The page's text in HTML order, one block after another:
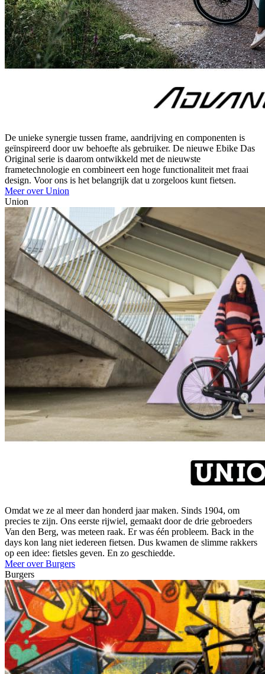
De unieke synergie tussen frame, aandrijving en componenten is
geïnspireerd door uw behoefte als gebruiker. De nieuwe Ebike Das
Original serie is daarom ontwikkeld met de nieuwste
frametechnologie en combineert een hoge functionaliteit met fraai
design. Voor ons is het belangrijk dat u zorgeloos kunt fietsen.
Meer over Union
Union
Omdat we ze al meer dan honderd jaar maken. Sinds 1904, om
precies te zijn. Ons eerste rijwiel, gemaakt door de drie gebroeders
Van den Berg, was meteen raak. Er was één probleem. Back in the
days kon lang niet iedereen fietsen. Dus kwamen de slimme rakkers
op een idee: fietsles geven. En zo geschiedde.
Meer over Burgers
Burgers